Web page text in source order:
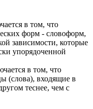
в том, что
форм - словоформ,
зависимости, которые
упорядоченной
в том, что
(слова), входящие в
теснее, чем с